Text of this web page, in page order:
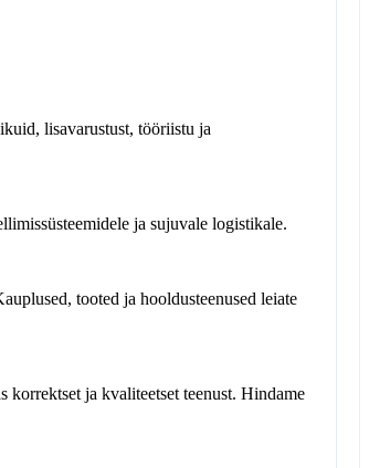
lisavarustust, tööriistu ja
ja sujuvale logistikale.
tooted ja hooldusteenused leiate
korrektset ja kvaliteetset teenust. Hindame